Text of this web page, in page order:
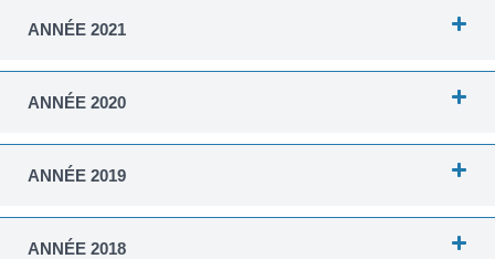
ANNÉE 2021
ANNÉE 2020
ANNÉE 2019
ANNÉE 2018